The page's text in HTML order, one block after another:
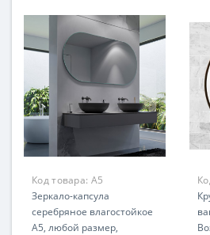
Код товара: A5
Зеркало-капсула
серебряное влагостойкое
A5, любой размер,